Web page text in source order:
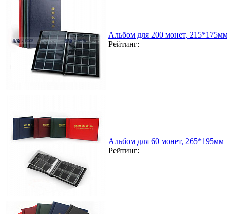
Альбом для 200 монет,
Рейтинг:
Альбом для 60 монет, 265*195мм
Рейтинг: